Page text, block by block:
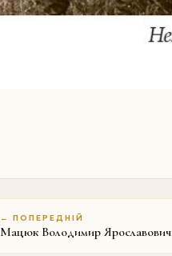
← ПОПЕРЕДНІЙ
Мацюк Володимир Ярославович